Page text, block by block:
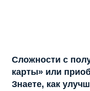
Сложности с
карты» или
Знаете, как